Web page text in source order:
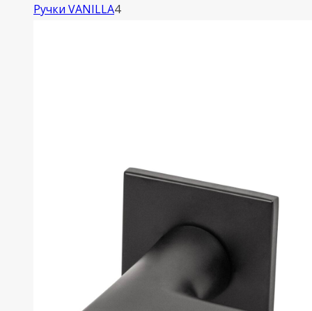
Ручки VANILLA44